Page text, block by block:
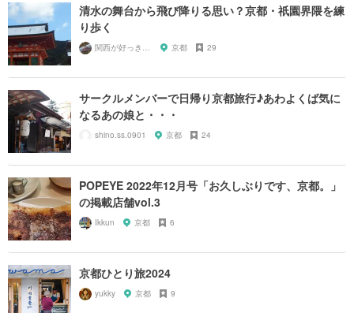
清水の舞台から飛び降りる思い？京都・祇園界隈を練
り歩く
京都 29
サークルメンバーで日帰り京都旅行♪あわよくば気に
なるあの娘と・・・
shino.ss.0901 京都 24
POPEYE 2022年12月号「お久しぶりです、京都。」
の掲載店舗vol.3
Ikkun 京都 6
京都ひとり旅2024
yukky 京都 9